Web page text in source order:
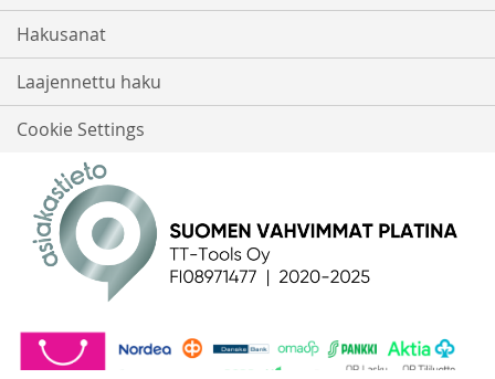
Hakusanat
Laajennettu haku
Cookie Settings